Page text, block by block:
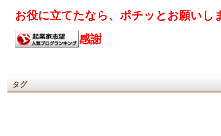
お役に立てたなら、ポチッとお願いし
感謝
タグ